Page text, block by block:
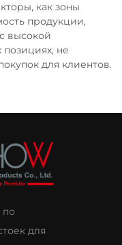
как зоны
продукции,
высокой
не
для клиентов.
по
для